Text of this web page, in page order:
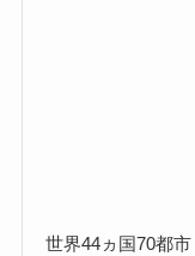
世界44ヵ国70都